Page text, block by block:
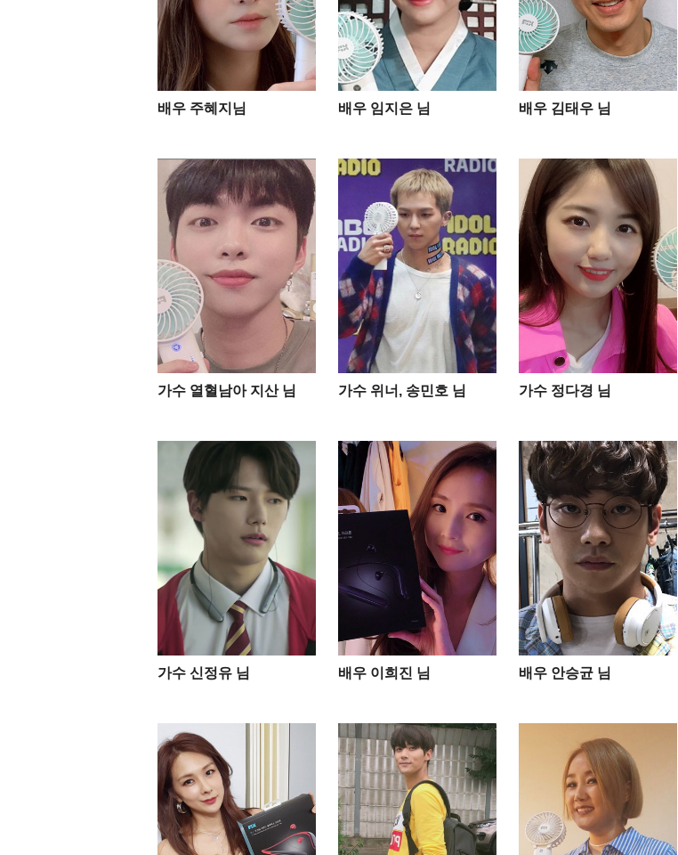
배우 주혜지님 배우 임지은 님 배우 김태우 님
가수 열혈남아 지산 님 가수 위너, 송민호 님 가수 정다경 님
가수 신정유 님 배우 이희진 님 배우 안승균 님